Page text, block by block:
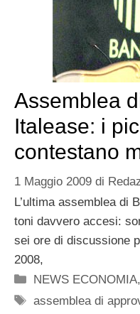
Assemblea
Italease: i
contestano
1 Maggio 2009 di
L’ultima assemblea di
toni davvero accesi:
sei ore di discussione
2008,
Categorie
NEWS ECONOMIA,
Tag
assemblea di